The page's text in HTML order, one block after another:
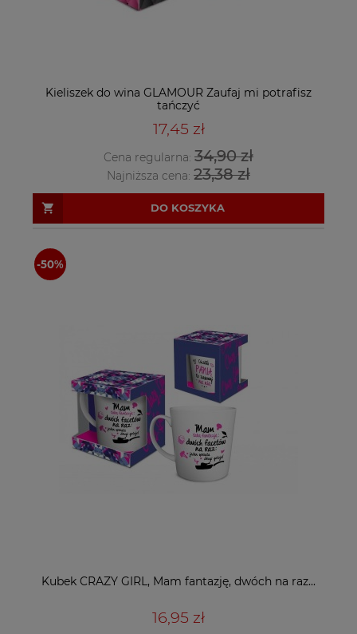
Kieliszek do wina GLAMOUR Zaufaj mi potrafisz
tańczyć
17,45 zł
Cena regularna: 34,90 zł
Najniższa cena: 23,38 zł
DO KOSZYKA
Kubek CRAZY GIRL, Mam fantazję, dwóch na raz...
16,95 zł